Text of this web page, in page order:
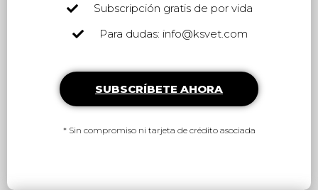
Subscripción gratis de por vida
Para dudas: info@ksvet.com
SUBSCRÍBETE AHORA
* Sin compromiso ni tarjeta de crédito asociada